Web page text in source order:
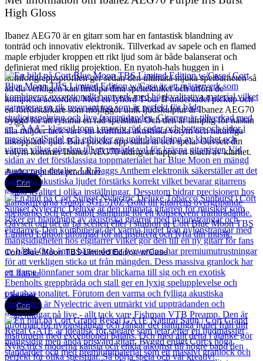
High Gloss
Ibanez AEG70 är en gitarr som har en fantastisk blandning av
tonträd och innovativ elektronik. Tillverkad av sapele och en flamed
maple erbjuder kroppen ett rikt ljud som är både balanserat och
definierat med riklig projektion. En nyatoh-hals huggen in i
komfortgreppsprofilen ger sedan den ultimata mjuka spelbarheten så
att du verkligen kan finslipa dina speltekniker och utföra de
komplexa ackorden. Med en lyhörd T-bar II undersadel pickup och
en förförstärkare som möjliggör unik ljudskulptur är Ibanez AEG70
byggd för att rymma en rad spelstilar. Och den är lämplig för nästan
alla miljöer tack vare sin kraftfulla akustiska volym och naturliga
inkopplade ljud. Bara plocka upp ställa in och spela. Oavsett din
volym kommer Ibanez AEG70 aldrig att tappa en touch av klarhet.
Andra populära produkter
Cort
Cort Blue Moon TBS Limited Edition w/Case
21 435kr
Läs mer
Cort